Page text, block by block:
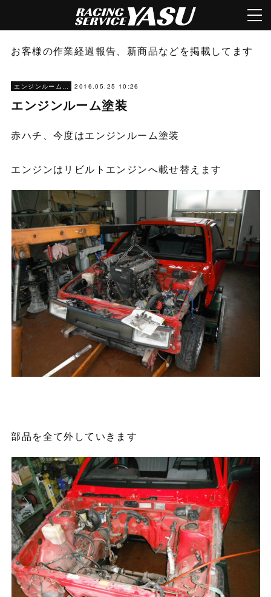
お客様の作業経過報告、新商品などを掲載してます
エンジンルーム塗装 2016.05.25 10:26
エンジンルーム塗装
赤ハチ、今度はエンジンルーム塗装
エンジンはリビルトエンジンへ載せ替えます
部品を全て外していきます